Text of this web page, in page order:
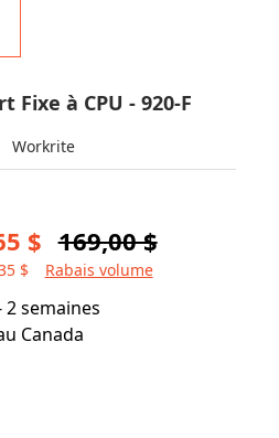
Fixe à CPU - 920-F
Workrite
$ 169,00 $
$ Rabais volume
semaines
Canada